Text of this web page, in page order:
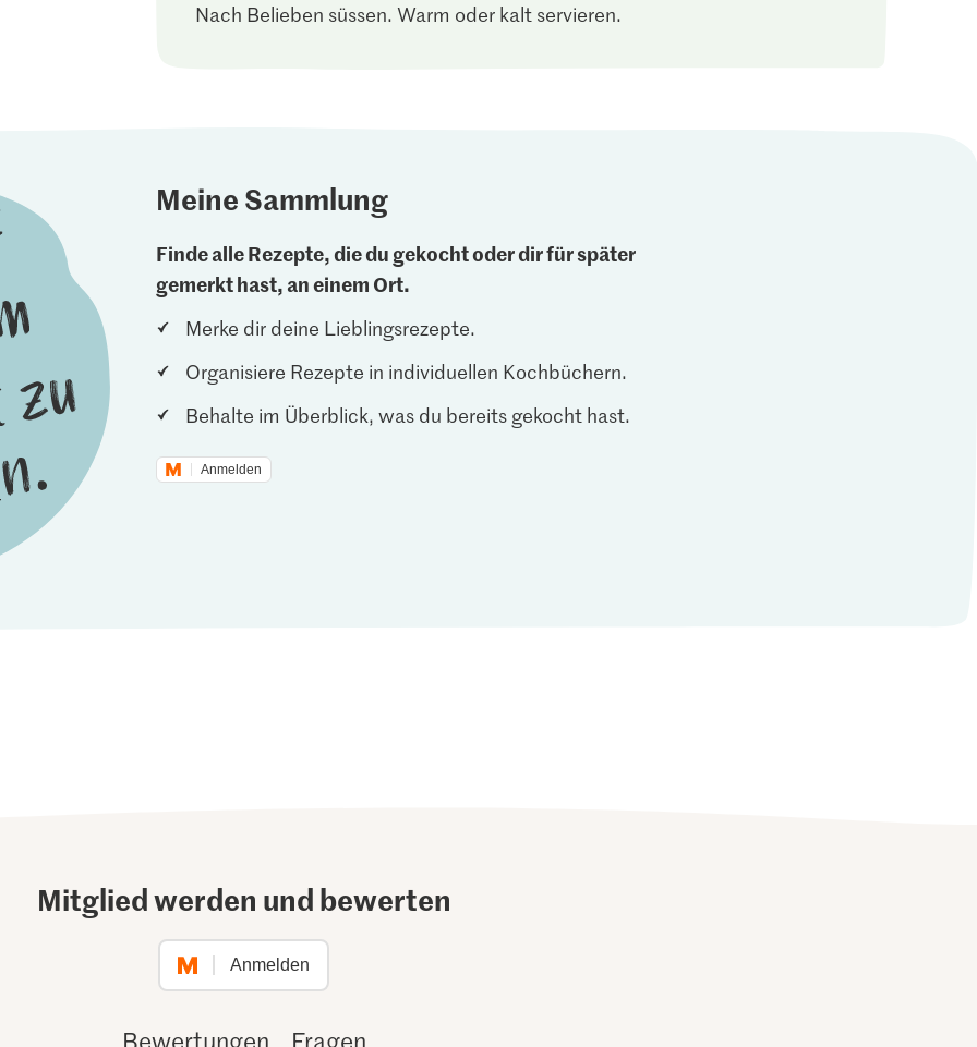
Nach Belieben süssen. Warm oder kalt servieren.
Meine Sammlung
Finde alle Rezepte, die du gekocht oder dir für später
gemerkt hast, an einem Ort.
Merke dir deine Lieblingsrezepte.
Organisiere Rezepte in individuellen Kochbüchern.
Behalte im Überblick, was du bereits gekocht hast.
Anmelden
Mitglied werden und bewerten
Anmelden
Bewertungen Fragen